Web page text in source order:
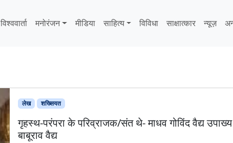
विश्ववार्ता मनोरंजन मीडिया साहित्‍य विविधा साक्षात्‍कार न्यूज़
लेख शख्सियत
गृहस्थ-परंपरा के परिव्राजक/संत थे- माधव गोविंद वैद्य उपाख्य
बाबूराव वैद्य